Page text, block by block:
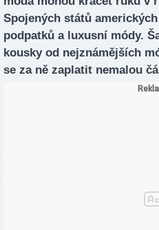
Spojených států
podpatků a luxusní módy.
kousky od nejznámějších
se za ně zaplatit nemalou